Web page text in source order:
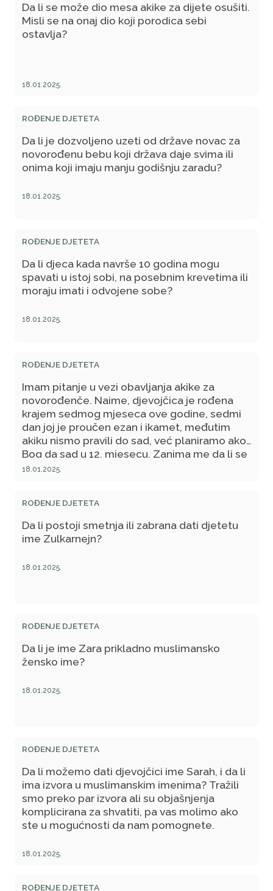
Da li se može dio mesa akike za dijete osušiti.
Misli se na onaj dio koji porodica sebi
ostavlja?
18.01.2025.
ROĐENJE DJETETA
Da li je dozvoljeno uzeti od države novac za
novorođenu bebu koji država daje svima ili
onima koji imaju manju godišnju zaradu?
18.01.2025.
ROĐENJE DJETETA
Da li djeca kada navrše 10 godina mogu
spavati u istoj sobi, na posebnim krevetima ili
moraju imati i odvojene sobe?
18.01.2025.
ROĐENJE DJETETA
Imam pitanje u vezi obavljanja akike za
novorođenče. Naime, djevojčica je rođena
krajem sedmog mjeseca ove godine, sedmi
dan joj je proučen ezan i ikamet, međutim
akiku nismo pravili do sad, već planiramo ako
Bog da sad u 12. mjesecu. Zanima me da li se
prilikom pravljenja akike treba gledati da
18.01.2025.
ROĐENJE DJETETA
Da li postoji smetnja ili zabrana dati djetetu
ime Zulkarnejn?
18.01.2025.
ROĐENJE DJETETA
Da li je ime Zara prikladno muslimansko
žensko ime?
18.01.2025.
ROĐENJE DJETETA
Da li možemo dati djevojčici ime Sarah, i da li
ima izvora u muslimanskim imenima? Tražili
smo preko par izvora ali su objašnjenja
komplicirana za shvatiti, pa vas molimo ako
ste u mogućnosti da nam pomognete.
18.01.2025.
ROĐENJE DJETETA